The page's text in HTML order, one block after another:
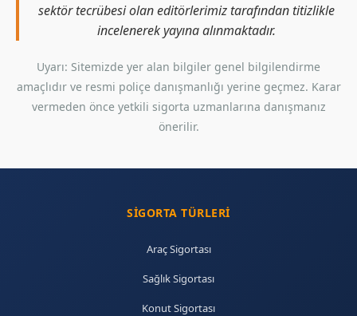
sektör tecrübesi olan editörlerimiz tarafından titizlikle
incelenerek yayına alınmaktadır.
Uyarı: Sitemizde yer alan bilgiler genel bilgilendirme
amaçlıdır ve resmi poliçe danışmanlığı yerine geçmez. Karar
vermeden önce yetkili sigorta uzmanlarına danışmanız
önerilir.
SIGORTA TÜRLERI
Araç Sigortası
Sağlık Sigortası
Konut Sigortası